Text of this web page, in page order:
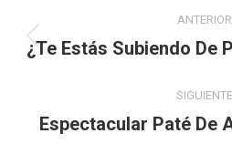
entre
publicaciones
ANTERIOR
¿Te Estás Subiendo De
SIGUIENTE
Espectacular Paté De